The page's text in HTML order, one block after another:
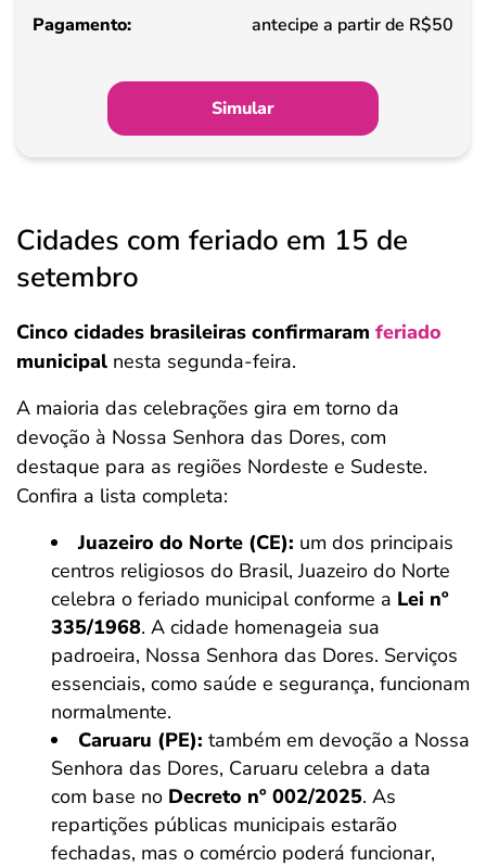
Pagamento
antecipe a partir de R$50
Simular
Cidades com feriado em 15 de
setembro
Cinco cidades brasileiras confirmaram feriado
municipal nesta segunda-feira.
A maioria das celebrações gira em torno da
devoção à Nossa Senhora das Dores, com
destaque para as regiões Nordeste e Sudeste.
Confira a lista completa:
Juazeiro do Norte (CE): um dos principais
centros religiosos do Brasil, Juazeiro do Norte
celebra o feriado municipal conforme a Lei nº
335/1968. A cidade homenageia sua
padroeira, Nossa Senhora das Dores. Serviços
essenciais, como saúde e segurança, funcionam
normalmente.
Caruaru (PE): também em devoção a Nossa
Senhora das Dores, Caruaru celebra a data
com base no Decreto nº 002/2025. As
repartições públicas municipais estarão
fechadas, mas o comércio poderá funcionar,